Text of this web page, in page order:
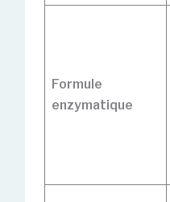
Formule
enzymatique